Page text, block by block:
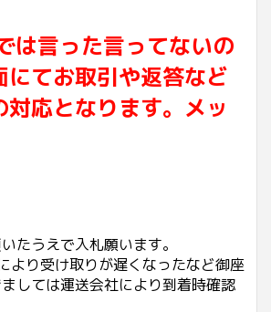
は言った言ってないの
てお取引や返答など
応となります。メッ
たうえで入札願います。
より受け取りが遅くなったなど御座
しては運送会社により到着時確認